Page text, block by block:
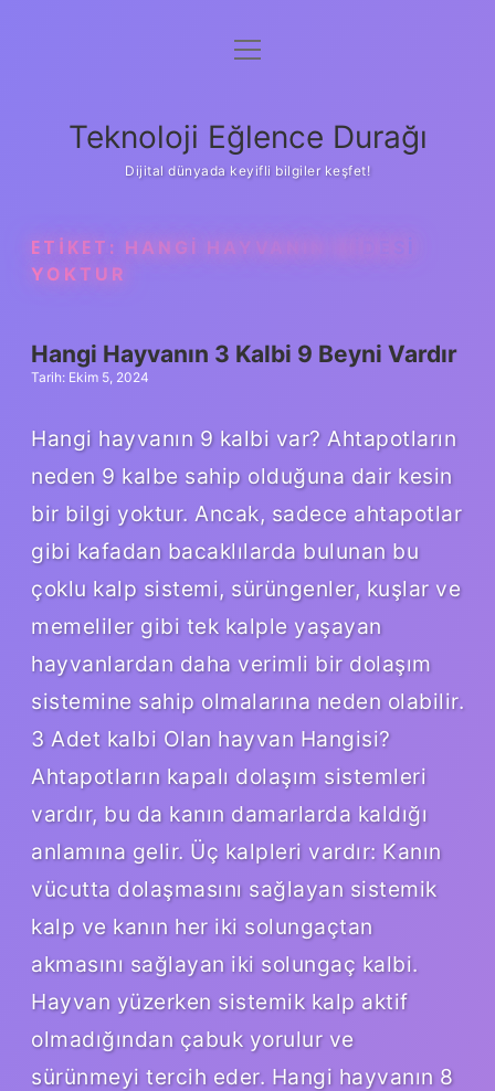
Anasayfa
Yasal Uyarı
menüyü
Teknoloji Eğlence Durağı
Dijital dünyada keyifli bilgiler keşfet!
ETIKET: HANGI HAYVANIN MIDESI
YOKTUR
Hangi Hayvanın 3 Kalbi 9 Beyni Vardır
Tarih: Ekim 5, 2024
Hangi hayvanın 9 kalbi var? Ahtapotların
neden 9 kalbe sahip olduğuna dair kesin
bir bilgi yoktur. Ancak, sadece ahtapotlar
gibi kafadan bacaklılarda bulunan bu
çoklu kalp sistemi, sürüngenler, kuşlar ve
memeliler gibi tek kalple yaşayan
hayvanlardan daha verimli bir dolaşım
sistemine sahip olmalarına neden olabilir.
3 Adet kalbi Olan hayvan Hangisi?
Ahtapotların kapalı dolaşım sistemleri
vardır, bu da kanın damarlarda kaldığı
anlamına gelir. Üç kalpleri vardır: Kanın
vücutta dolaşmasını sağlayan sistemik
kalp ve kanın her iki solungaçtan
akmasını sağlayan iki solungaç kalbi.
Hayvan yüzerken sistemik kalp aktif
olmadığından çabuk yorulur ve
sürünmeyi tercih eder. Hangi hayvanın 8